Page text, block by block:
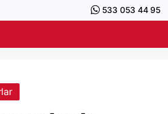
533 053 44 95